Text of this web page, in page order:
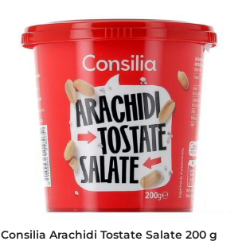
Consilia Arachidi Tostate Salate 200 g